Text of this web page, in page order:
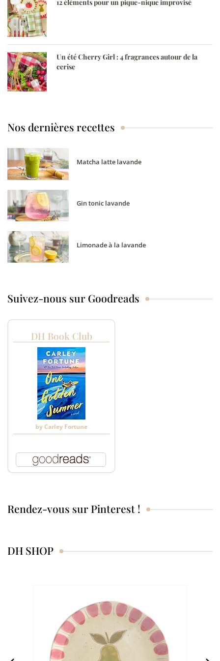
12 éléments pour un pique-nique improvisé
Un été Cherry Girl : 4 fragrances autour de la
cerise
Nos dernières recettes
Matcha latte lavande
Gin tonic lavande
Limonade à la lavande
Suivez-nous sur Goodreads
DH Book Club
byCarley Fortune
Rendez-vous sur Pinterest !
DH SHOP